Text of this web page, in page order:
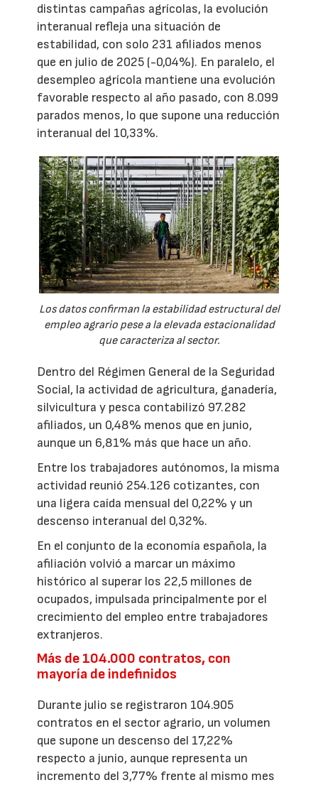
distintas campañas agrícolas, la evolución
interanual refleja una situación de
estabilidad, con solo 231 afiliados menos
que en julio de 2025 (-0,04%). En paralelo, el
desempleo agrícola mantiene una evolución
favorable respecto al año pasado, con 8.099
parados menos, lo que supone una reducción
interanual del 10,33%.
Los datos confirman la estabilidad estructural del
empleo agrario pese a la elevada estacionalidad
que caracteriza al sector.
Dentro del Régimen General de la Seguridad
Social, la actividad de agricultura, ganadería,
silvicultura y pesca contabilizó 97.282
afiliados, un 0,48% menos que en junio,
aunque un 6,81% más que hace un año.
Entre los trabajadores autónomos, la misma
actividad reunió 254.126 cotizantes, con
una ligera caída mensual del 0,22% y un
descenso interanual del 0,32%.
En el conjunto de la economía española, la
afiliación volvió a marcar un máximo
histórico al superar los 22,5 millones de
ocupados, impulsada principalmente por el
crecimiento del empleo entre trabajadores
extranjeros.
Más de 104.000 contratos, con
mayoría de indefinidos
Durante julio se registraron 104.905
contratos en el sector agrario, un volumen
que supone un descenso del 17,22%
respecto a junio, aunque representa un
incremento del 3,77% frente al mismo mes